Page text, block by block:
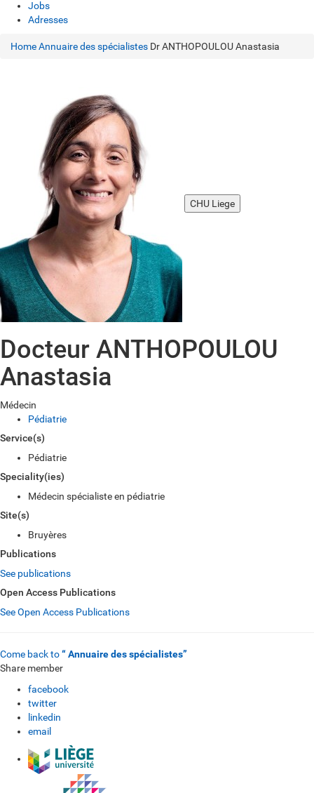
Jobs
Adresses
HomeAnnuaire des spécialistes Dr ANTHOPOULOU Anastasia
CHU Liege
Docteur ANTHOPOULOU
Anastasia
Médecin
Pédiatrie
Service(s)
Pédiatrie
Speciality(ies)
Médecin spécialiste en pédiatrie
Site(s)
Bruyères
Publications
See publications
Open Access Publications
See Open Access Publications
Come back to“ Annuaire des spécialistes”
Share member
facebook
twitter
linkedin
email